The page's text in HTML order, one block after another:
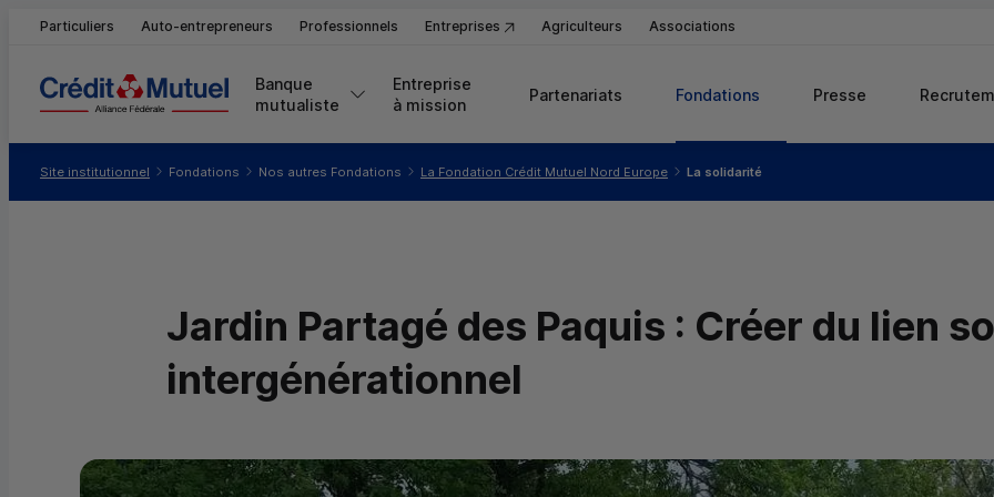
Particuliers Auto-entrepreneurs Professionnels Entreprises Agriculteurs Associations
Banque
mutualiste
Entreprise
à mission
Partenariats Fondations Presse
Site institutionnel Fondations Nos autres Fondations La Fondation Crédit Mutuel Nord Europe La solidarité
Jardin Partagé des Paquis : Créer du lien
intergénérationnel